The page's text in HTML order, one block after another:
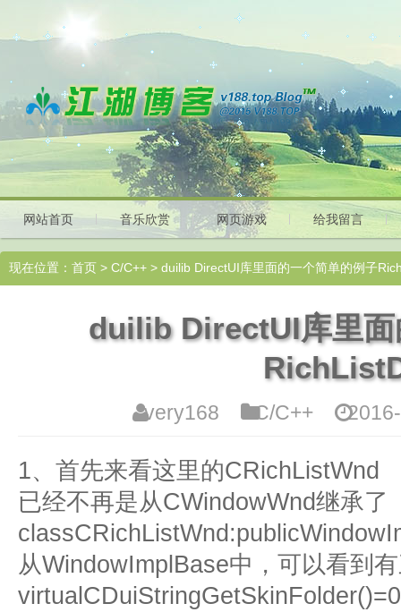
网站首页 音乐欣赏 网页游戏 给我留言
现在位置： 首页 > C/C++ > duilib DirectUI库里面的一个简单的例子
duilib DirectUI库里面
very168 C/C++
1、首先来看这里的CRichListWnd
已经不再是从CWindowWnd继承了
从WindowImplBase中，可以看到